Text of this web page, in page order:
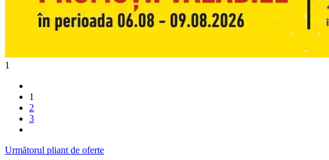
1
1
2
3
Următorul pliant de oferte